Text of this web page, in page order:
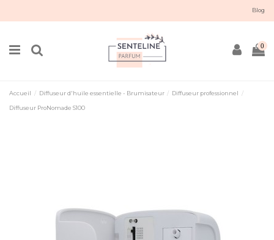
Blog
0
Accueil Diffuseur d'huile essentielle - Brumisateur Diffuseur professionnel
Diffuseur ProNomade S100